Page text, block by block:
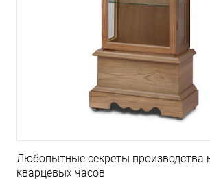
Любопытные секреты производства
кварцевых часов